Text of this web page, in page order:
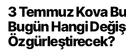
3 Temmuz Kova
Bugün Hangi
Özgürleştirecek?